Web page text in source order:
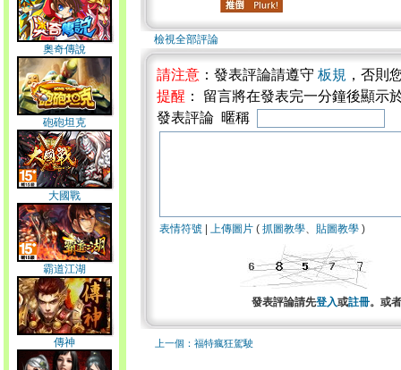
奧奇傳說
砲砲坦克
大國戰
霸道江湖
傳神
檢視全部評論
請注意 ：發表評論請遵守 板規 ，否則
提醒 ： 留言將在發表完一分鐘後顯示
發表評論 暱稱
表情符號 上傳圖片 ( 抓圖教學、 貼圖教學 )
發表評論請先登入或註冊。或
上一個：福特瘋狂駕駛